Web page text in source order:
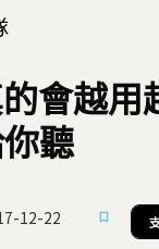
會越用
聽
12-22